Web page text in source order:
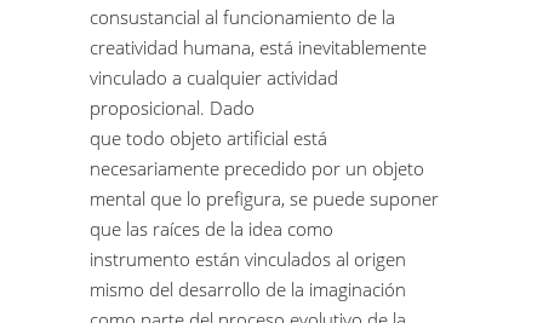
consustancial al funcionamiento de la
creatividad humana, está inevitablemente
vinculado a cualquier actividad
proposicional. Dado
que todo objeto artificial está
necesariamente precedido por un objeto
mental que lo prefigura, se puede suponer
que las raíces de la idea como
instrumento están vinculados al origen
mismo del desarrollo de la imaginación